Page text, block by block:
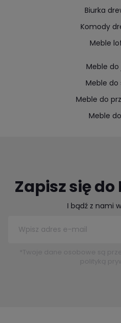
Biurka
Komody
Meble
Meble do
Meble do
Meble do
Meble
Zapisz się
I bądź z nami